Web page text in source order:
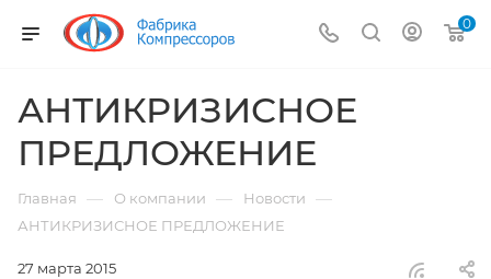
0
АНТИКРИЗИСНОЕ
ПРЕДЛОЖЕНИЕ
Главная — О компании — Новости —
АНТИКРИЗИСНОЕ ПРЕДЛОЖЕНИЕ
27 марта 2015